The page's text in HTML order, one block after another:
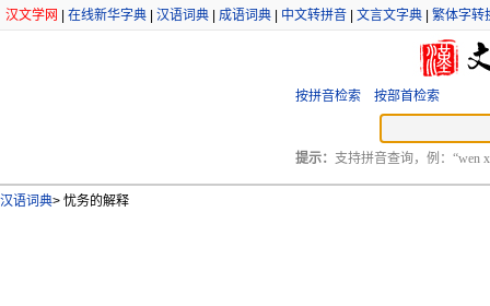
汉文学网 在线新华字典 汉语词典 成语词典 中文转拼音 文言文字典 繁体字转
按拼音检索 按部首检索
提示： 支持拼音查询，例：“wen
汉语词典> 忧务的解释